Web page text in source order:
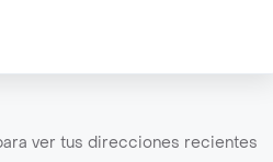
ver tus direcciones recientes